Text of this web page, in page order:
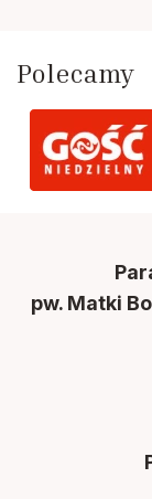
Polecamy
pw. Matki